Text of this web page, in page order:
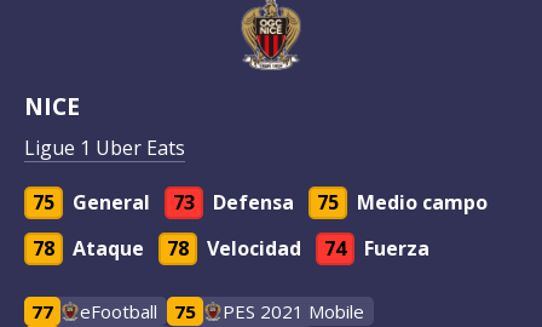
NICE
Ligue 1 Uber Eats
75 General 73 Defensa 75
Medio campo
78
Ataque 78 Velocidad 74 Fuerza
77 eFootball 75
PES 2021 Mobile